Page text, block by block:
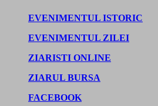
EVENIMENTUL ISTORIC
EVENIMENTUL ZILEI
ZIARISTI ONLINE
ZIARUL BURSA
FACEBOOK